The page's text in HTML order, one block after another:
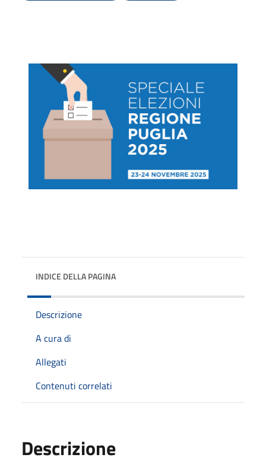
INDICE DELLA PAGINA
Descrizione
A cura di
Allegati
Contenuti correlati
Descrizione